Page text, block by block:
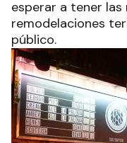
esperar a tener
remodelaciones
público.